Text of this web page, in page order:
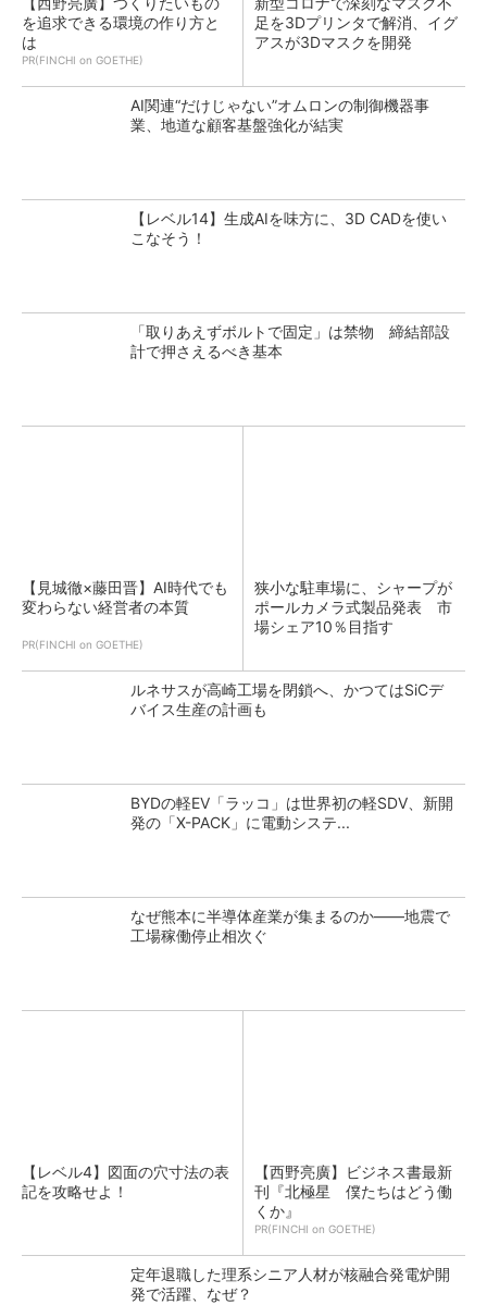
を追求できる環境の作り方と
は
PR(FINCHI on GOETHE)
足を3Dプリンタで解消、イグ
アスが3Dマスクを開発
AI関連“だけじゃない”オムロンの制御機器事
業、地道な顧客基盤強化が結実
【レベル14】生成AIを味方に、3D CADを使い
こなそう！
「取りあえずボルトで固定」は禁物 締結部設
計で押さえるべき基本
【見城徹×藤田晋】AI時代でも
変わらない経営者の本質
PR(FINCHI on GOETHE)
狭小な駐車場に、シャープが
ポールカメラ式製品発表 市
場シェア10％目指す
ルネサスが高崎工場を閉鎖へ、かつてはSiCデ
バイス生産の計画も
BYDの軽EV「ラッコ」は世界初の軽SDV、新開
発の「X-PACK」に電動システ...
なぜ熊本に半導体産業が集まるのか――地震で
工場稼働停止相次ぐ
【レベル4】図面の穴寸法の表
記を攻略せよ！
【西野亮廣】ビジネス書最新
刊『北極星 僕たちはどう働
くか』
PR(FINCHI on GOETHE)
定年退職した理系シニア人材が核融合発電炉開
発で活躍、なぜ？